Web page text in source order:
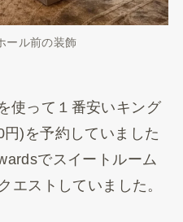
ール前の装飾
使って１番安いキング
)を予約していました
でスイートルーム
エストしていました。